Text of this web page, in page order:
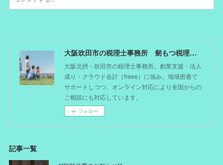
大阪吹田市の税理士事務所 剱もつ税理士（北摂オフィス）―かつてdoctorを目指した税理士が企業のホームドクターとしてあなたの事業をサポート。税理士が直接担当する『かかりつけ税理士』
大阪北摂・吹田市の税理士事務所。創業支援・法人
成り・クラウド会計（freee）に強み。地域密着で
サポートしつつ、オンライン対応により全国からの
ご相談にも対応しています。
フォロー
記事一覧